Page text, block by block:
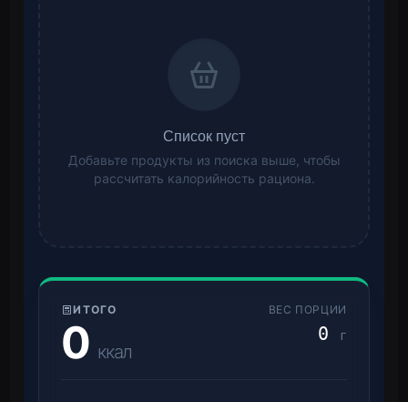
Список пуст
Добавьте продукты из поиска выше, чтобы
рассчитать калорийность рациона.
ИТОГО
0 ккал
ВЕС ПОРЦИИ
0 г